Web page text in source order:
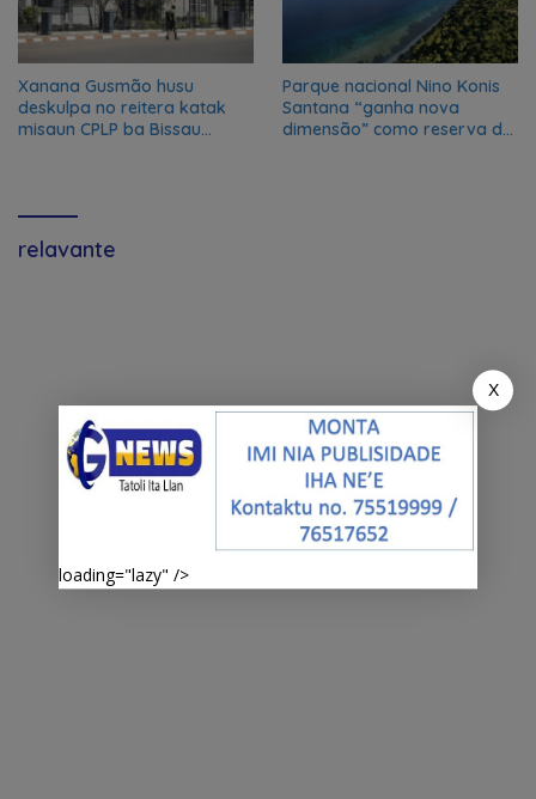
Xanana Gusmão husu
deskulpa no reitera katak
misaun CPLP ba Bissau
Parque nacional Nino Konis
Santana “ganha nova
dimensão” como reserva da
relavante
X
loading="lazy" />